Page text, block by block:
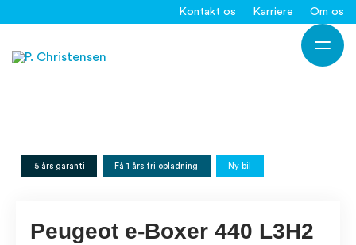
indholdet
Kontakt os Karriere Om os
5 års garanti Få 1 års fri opladning Ny bil
Peugeot e-Boxer 440 L3H2